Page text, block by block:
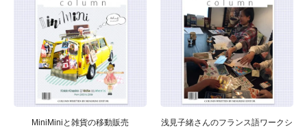
MiniMiniと雑貨の移動販売
浅見子緒さんのフランス語ワークシ